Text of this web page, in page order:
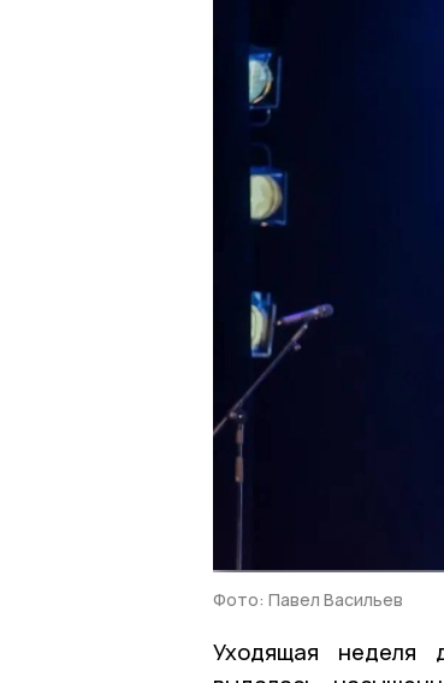
Фото: Павел Васильев
Уходящая неделя